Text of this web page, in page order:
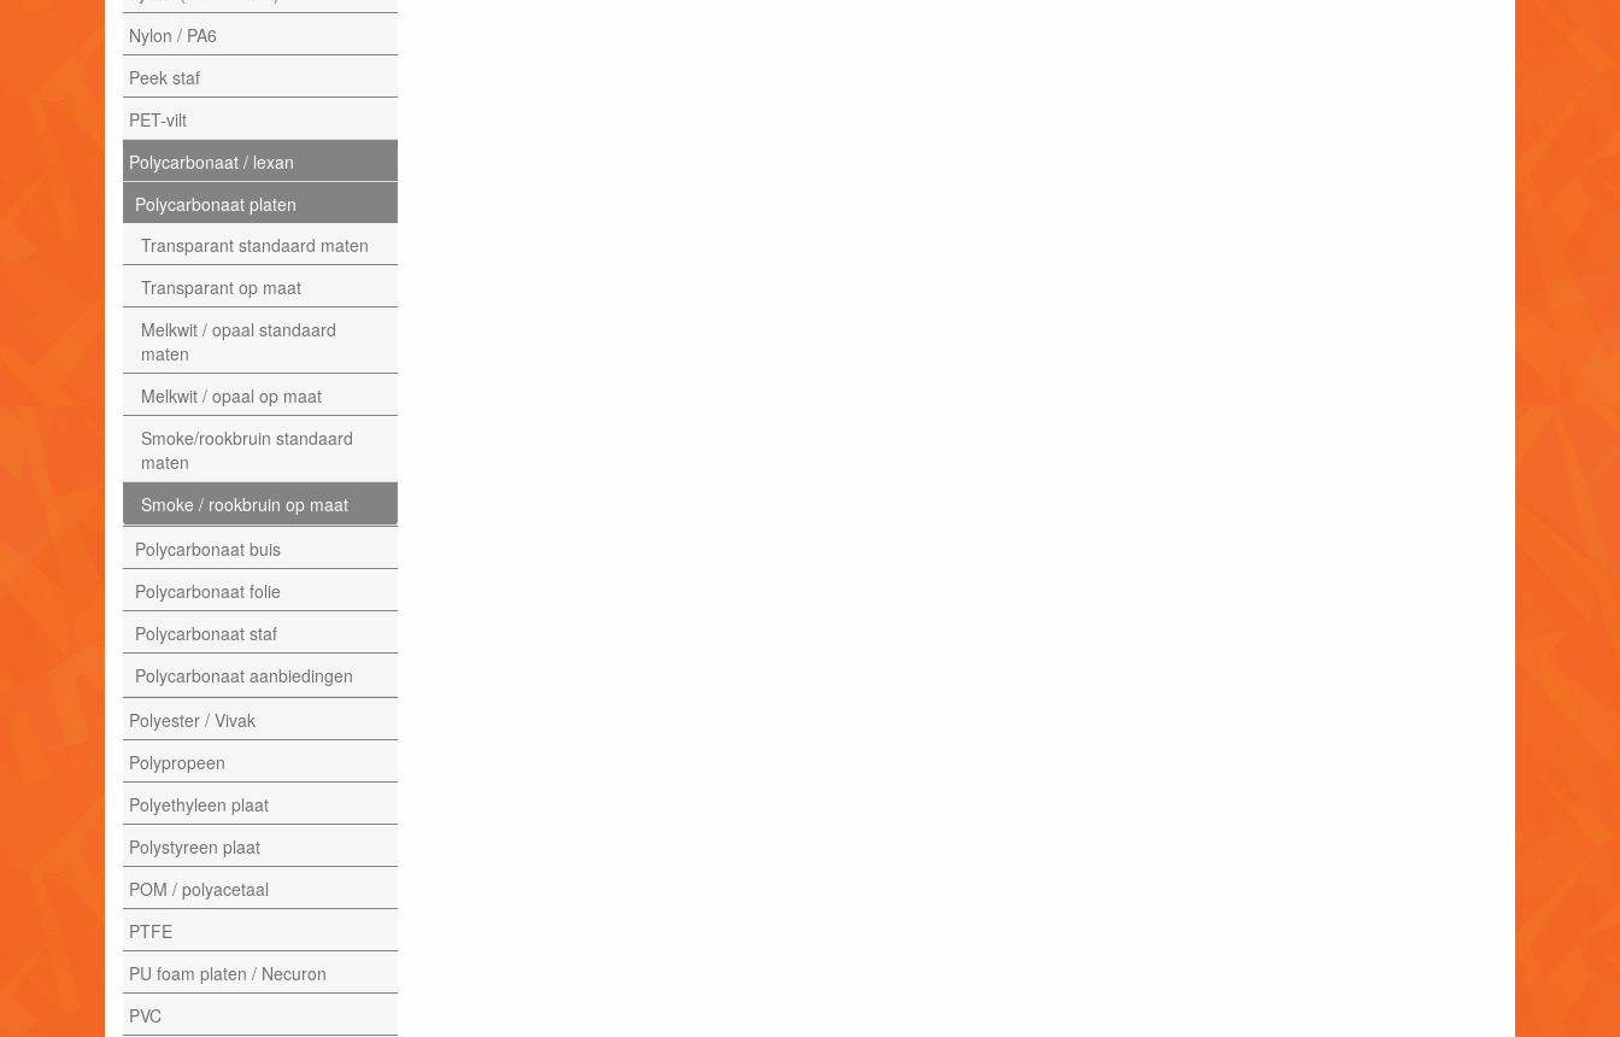
Nylon / PA6
Peek staf
PET-vilt
Polycarbonaat / lexan
Polycarbonaat platen
Transparant standaard maten
Transparant op maat
Melkwit / opaal standaard
maten
Melkwit / opaal op maat
Smoke/rookbruin standaard
maten
Smoke / rookbruin op maat
Polycarbonaat buis
Polycarbonaat folie
Polycarbonaat staf
Polycarbonaat aanbiedingen
Polyester / Vivak
Polypropeen
Polyethyleen plaat
Polystyreen plaat
POM / polyacetaal
PTFE
PU foam platen / Necuron
PVC